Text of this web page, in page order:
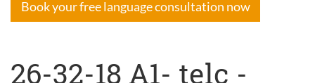
Book your free language consultation now
26-32-18 A1- telc -